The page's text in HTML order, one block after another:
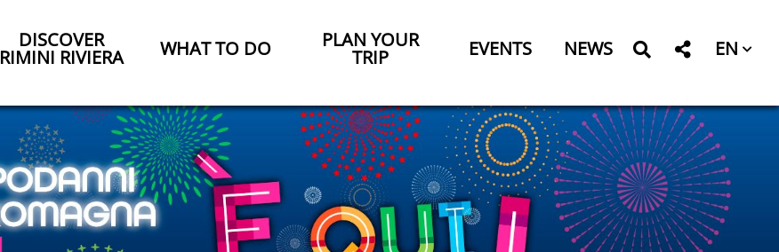
DISCOVER
RIMINI RIVIERA WHAT TO DO PLAN YOUR
TRIP EVENTS NEWS EN